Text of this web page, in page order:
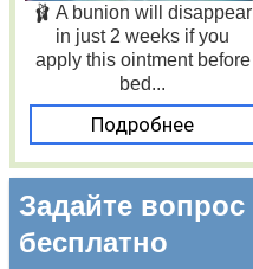
🩰 A bunion will disappear
in just 2 weeks if you
apply this ointment before
bed...
Подробнее